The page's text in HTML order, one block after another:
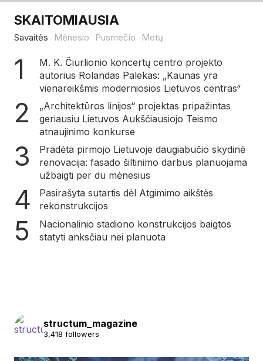
SKAITOMIAUSIA
Savaitės Mėnesio Pusmečio Metų
M. K. Čiurlionio koncertų centro projekto
autorius Rolandas Palekas: „Kaunas yra
vienareikšmis moderniosios Lietuvos centras“
„Architektūros linijos“ projektas pripažintas
geriausiu Lietuvos Aukščiausiojo Teismo
atnaujinimo konkurse
Pradėta pirmojo Lietuvoje daugiabučio skydinė
renovacija: fasado šiltinimo darbus planuojama
užbaigti per du mėnesius
Pasirašyta sutartis dėl Atgimimo aikštės
rekonstrukcijos
Nacionalinio stadiono konstrukcijos baigtos
statyti anksčiau nei planuota
structum_magazine
3,418 followers